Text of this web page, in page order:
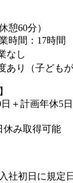
憩60分）
時間：17時間
なし
あり（子どもが
＋計画年休5日
み取得可能
社初日に規定